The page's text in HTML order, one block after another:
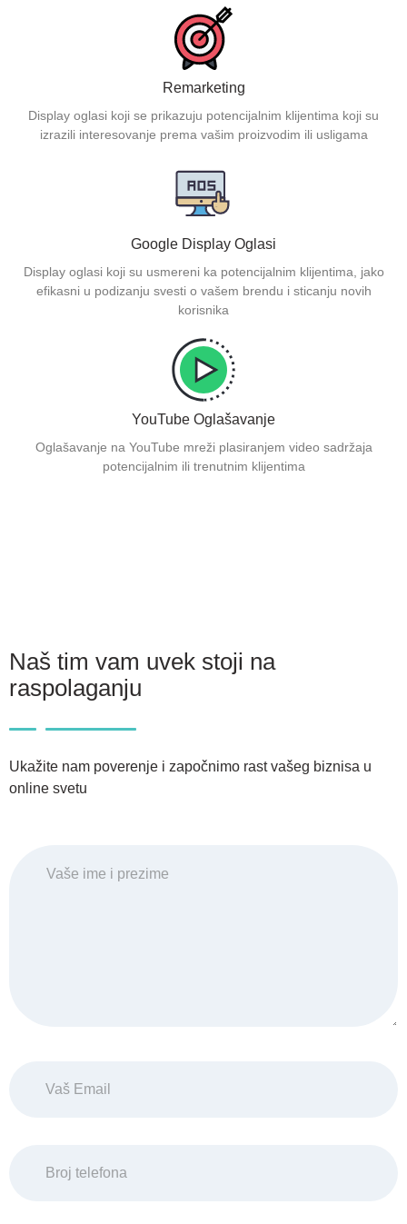
Remarketing
Display oglasi koji se prikazuju potencijalnim klijentima koji su
izrazili interesovanje prema vašim proizvodim ili usligama
Google Display Oglasi
Display oglasi koji su usmereni ka potencijalnim klijentima, jako
efikasni u podizanju svesti o vašem brendu i sticanju novih
korisnika
YouTube Oglašavanje
Oglašavanje na YouTube mreži plasiranjem video sadržaja
potencijalnim ili trenutnim klijentima
Naš tim vam uvek stoji na
raspolaganju
Ukažite nam poverenje i započnimo rast vašeg biznisa u
online svetu